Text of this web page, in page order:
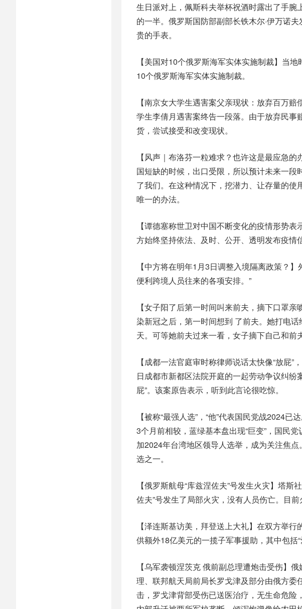
生日派对上，佩斯科夫举杯祝酒时露出了手腕
的一半。俄罗斯国防部副部长铁木尔·伊万诺
贵的手表。
【美国对10个俄罗斯海军实体实施制裁】当
10个俄罗斯海军实体实施制裁。
【南京女大学生遇害案父亲现状：放弃百万
学生李倩月遇害案终告一段落。由于放弃民
货，尝试接受和改变现状。
【风声｜布洛芬一粒难求？也许这是最应急
国短缺的时候，出口受限，所以预计未来一
了我们。在这种情况下，挖潜力、让存量的
唯一的办法。
【谭德塞称世卫对中国不断变化的疫情形势
方始终坚持依法、及时、公开、透明发布疫情
【中方将在明年1月3日调整入境隔离政策？
便利跨境人员往来的各项安排。”
【女子阳了后第一时间叫来前夫，摘下口罩
染新冠之后，第一时间想到 了前夫。她打电
天。可等她前夫过来一看，女子摘下自己和前
【成都一法官庭审时称律师说话太快像“放屁
日成都市新都区法院开庭的一起劳动争议纠
屁”。该案原告表示，听到此言论很吃惊。
【被称“最强人选”，“他”代表国民党战2024
3个月前相较，蓝绿基本盘出现“巨变”，国民
加2024年台湾地区领导人选举，成为关注焦
选之一。
【俄罗斯航母“库兹涅佐夫”号发生火灾】塔
佐夫”号发生了局部火灾，没有人员伤亡。目前
【泽连斯基访美，拜登送上大礼】在双方举
供额外18亿美元的一揽子军事援助，其中包括“
【乌军袭顿涅茨克 俄前副总理遭炮击受伤】
理、联邦航天局前局长罗戈津及部分由俄方
击，罗戈津背部受伤已送医治疗，无生命危险